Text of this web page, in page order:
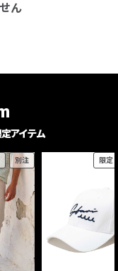
ん
アイテム
別注 限定